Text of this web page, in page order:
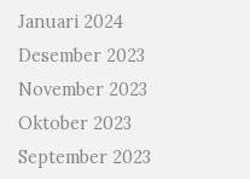
Januari 2024
Desember 2023
November 2023
Oktober 2023
September 2023